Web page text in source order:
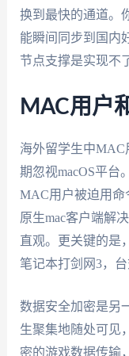
换到最快的通道。
能瞬间同步到国内
节点支撑是实现不
MAC用户
海外留学生中
期忽视macOS平台
MAC用户被迫用命
原生mac客户端解
直观。更关键的是
笔记本打剑网3，
数据安全加密是另
生聚集地随处可见
密的游戏数据传输